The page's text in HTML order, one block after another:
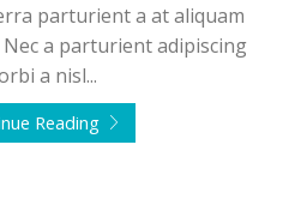
parturient a at aliquam
a parturient adipiscing
a nisl...
Reading